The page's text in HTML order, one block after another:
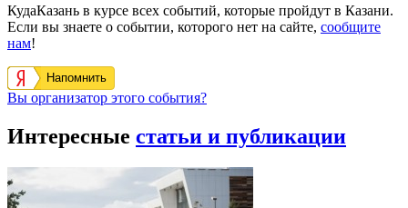
КудаКазань в курсе всех событий, которые пройдут в Казани.
Если вы знаете о событии, которого нет на сайте, сообщите
нам!
Напомнить
Вы организатор этого события?
Интересные статьи и публикации